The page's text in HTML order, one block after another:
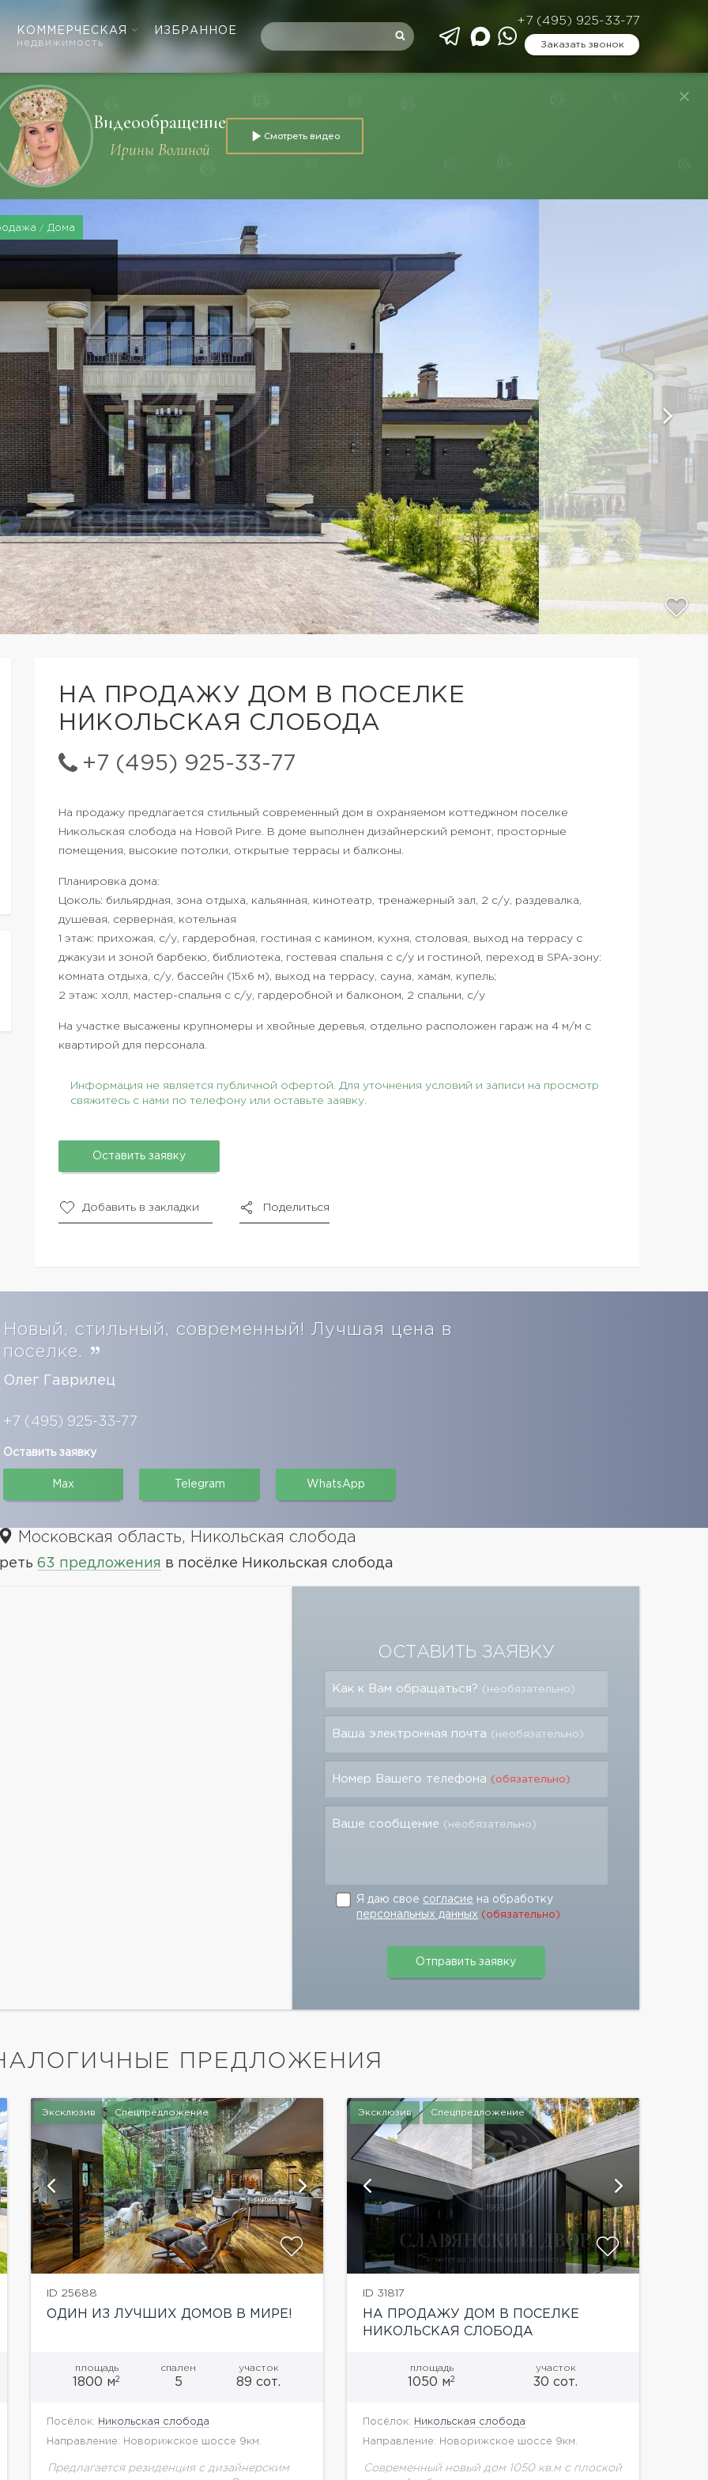
КОММЕРЧЕСКАЯ
недвижимость
ИЗБРАННОЕ
+7 (495) 925-33-77
Заказать звонок
Видеообращение
Ирины Волиной
Смотреть видео
Дома
НА ПРОДАЖУ ДОМ В ПОСЕЛКЕ
НИКОЛЬСКАЯ СЛОБОДА
+7 (495) 925-33-77
На продажу предлагается стильный современный дом в охраняемом коттеджном поселке
Никольская слобода на Новой Риге. В доме выполнен дизайнерский ремонт, просторные
помещения, высокие потолки, открытые террасы и балконы.
Планировка дома:
Цоколь: бильярдная, зона отдыха, кальянная, кинотеатр, тренажерный зал, 2 с/у, раздевалка,
душевая, серверная, котельная
1 этаж: прихожая, с/у, гардеробная, гостиная с камином, кухня, столовая, выход на террасу с
джакузи и зоной барбекю, библиотека, гостевая спальня с с/у и гостиной, переход в SPA-зону:
комната отдыха, с/у, бассейн (15х6 м), выход на террасу, сауна, хамам, купель;
2 этаж: холл, мастер-спальня с с/у, гардеробной и балконом, 2 спальни, с/у
На участке высажены крупномеры и хвойные деревья, отдельно расположен гараж на 4 м/м с
квартирой для персонала.
Информация не является публичной офертой. Для уточнения условий и записи на просмотр
свяжитесь с нами по телефону или оставьте заявку.
Оставить заявку
Добавить в закладки Поделиться
стильный, современный! Лучшая цена в
поселке.
Олег Гаврилец
+7 (495) 925-33-77
Оставить заявку
Max Telegram WhatsApp
Московская область, Никольская слобода
63 предложения в посёлке Никольская слобода
ОСТАВИТЬ ЗАЯВКУ
Как к Вам обращаться? (необязательно)
Ваша электронная почта (необязательно)
Номер Вашего телефона (обязательно)
Ваше сообщение (необязательно)
Я даю свое согласие на обработку
персональных данных (обязательно)
ПРЕДЛОЖЕНИЯ
Эксклюзив Спецпредложение
ID 25688
ОДИН ИЗ ЛУЧШИХ ДОМОВ В МИРЕ!
площадь
1800 м2
спален
5
участок
89 сот.
Посёлок: Никольская слобода
Направление: Новорижское шоссе 9км.
Предлагается резиденция с дизайнерским
показать ещё 64 фотографии
Эксклюзив Спецпредложение
ID 31817
НА ПРОДАЖУ ДОМ В ПОСЕЛКЕ
НИКОЛЬСКАЯ СЛОБОДА
площадь
1050 м2
участок
30 сот.
Посёлок: Никольская слобода
Направление: Новорижское шоссе 9км.
Современный новый дом 1050 кв.м с плоской